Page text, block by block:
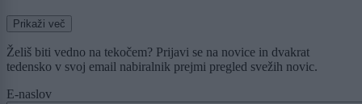
Prikaži več
Želiš biti vedno na tekočem? Prijavi se na novice in dvakrat
tedensko v svoj email nabiralnik prejmi pregled svežih novic.
E-naslov